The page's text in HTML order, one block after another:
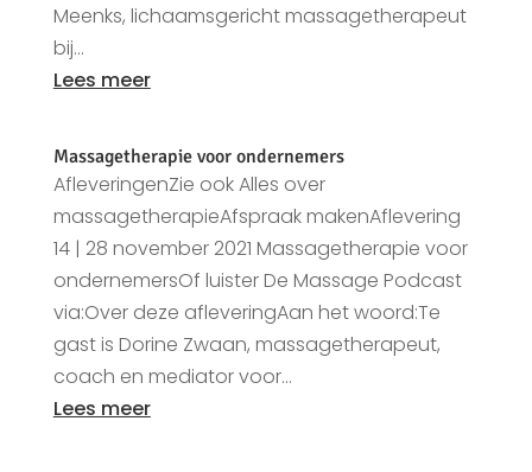
Meenks, lichaamsgericht massagetherapeut
bij...
Lees meer
Massagetherapie voor ondernemers
AfleveringenZie ook Alles over
massagetherapieAfspraak makenAflevering
14 | 28 november 2021 Massagetherapie voor
ondernemersOf luister De Massage Podcast
via:Over deze afleveringAan het woord:Te
gast is Dorine Zwaan, massagetherapeut,
coach en mediator voor...
Lees meer